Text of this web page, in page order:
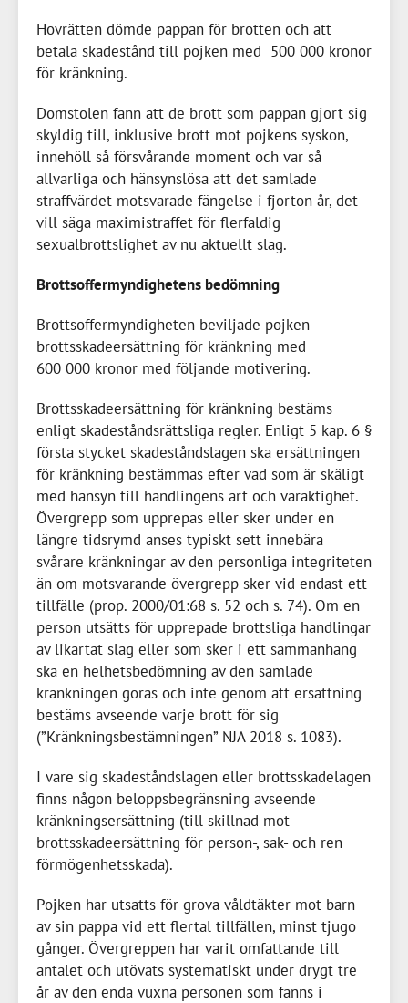
Hovrätten dömde pappan för brotten och att
betala skadestånd till pojken med 500 000 kronor
för kränkning.
Domstolen fann att de brott som pappan gjort sig
skyldig till, inklusive brott mot pojkens syskon,
innehöll så försvårande moment och var så
allvarliga och hänsynslösa att det samlade
straffvärdet motsvarade fängelse i fjorton år, det
vill säga maximistraffet för flerfaldig
sexualbrottslighet av nu aktuellt slag.
Brottsoffermyndighetens bedömning
Brottsoffermyndigheten beviljade pojken
brottsskadeersättning för kränkning med
600 000 kronor med följande motivering.
Brottsskadeersättning för kränkning bestäms
enligt skadeståndsrättsliga regler. Enligt 5 kap. 6 §
första stycket skadeståndslagen ska ersättningen
för kränkning bestämmas efter vad som är skäligt
med hänsyn till handlingens art och varaktighet.
Övergrepp som upprepas eller sker under en
längre tidsrymd anses typiskt sett innebära
svårare kränkningar av den personliga integriteten
än om motsvarande övergrepp sker vid endast ett
tillfälle (prop. 2000/01:68 s. 52 och s. 74). Om en
person utsätts för upprepade brottsliga handlingar
av likartat slag eller som sker i ett sammanhang
ska en helhetsbedömning av den samlade
kränkningen göras och inte genom att ersättning
bestäms avseende varje brott för sig
(”Kränkningsbestämningen” NJA 2018 s. 1083).
I vare sig skadeståndslagen eller brottsskadelagen
finns någon beloppsbegränsning avseende
kränkningsersättning (till skillnad mot
brottsskadeersättning för person-, sak- och ren
förmögenhetsskada).
Pojken har utsatts för grova våldtäkter mot barn
av sin pappa vid ett flertal tillfällen, minst tjugo
gånger. Övergreppen har varit omfattande till
antalet och utövats systematiskt under drygt tre
år av den enda vuxna personen som fanns i